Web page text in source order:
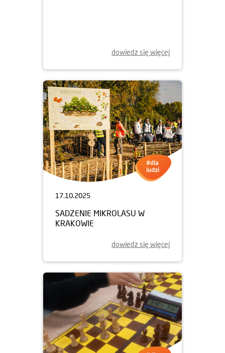
dowiedz się więcej
17.10.2025
SADZENIE MIKROLASU W
KRAKOWIE
dowiedz się więcej